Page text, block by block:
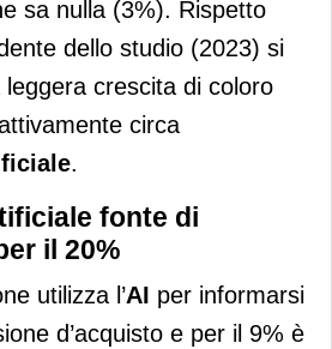
sa nulla (3%). Rispetto
dello studio (2023) si
crescita di coloro
circa
.
fonte di
il 20%
utilizza l’AI per informarsi
d’acquisto e per il 9% è